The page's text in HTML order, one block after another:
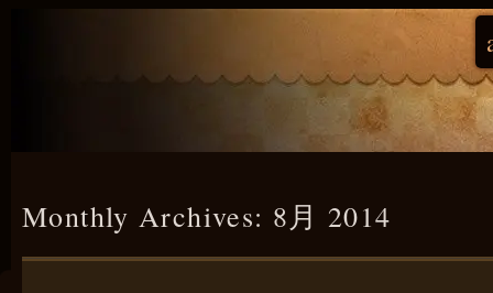
Monthly Archives: 8月 2014